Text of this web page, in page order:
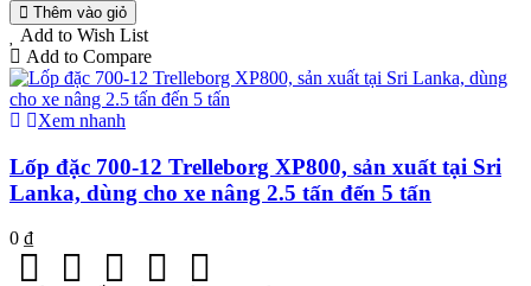
Thêm vào giỏ
Add to Wish List
Add to Compare
Xem nhanh
Lốp đặc 700-12 Trelleborg XP800, sản xuất tại Sri
Lanka, dùng cho xe nâng 2.5 tấn đến 5 tấn
0 ₫